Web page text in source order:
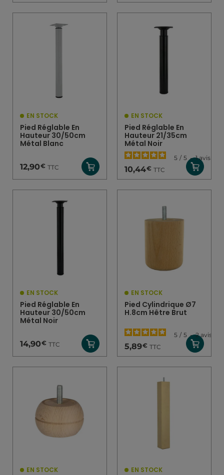
EN STOCK
Pied Réglable En
Hauteur 30/50cm
Métal Blanc
12,90€ TTC
EN STOCK
Pied Réglable En
Hauteur 21/35cm
Métal Noir
5 / 5 - 1avis
10,44€ TTC
EN STOCK
Pied Réglable En
Hauteur 30/50cm
Métal Noir
14,90€ TTC
EN STOCK
Pied Cylindrique Ø7
H.8cm Hêtre Brut
5 / 5 - 2avis
5,89€ TTC
EN STOCK EN STOCK